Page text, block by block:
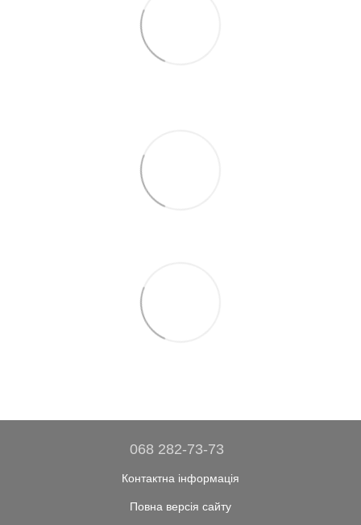
068 282-73-73
Контактна інформація
Повна версія сайту